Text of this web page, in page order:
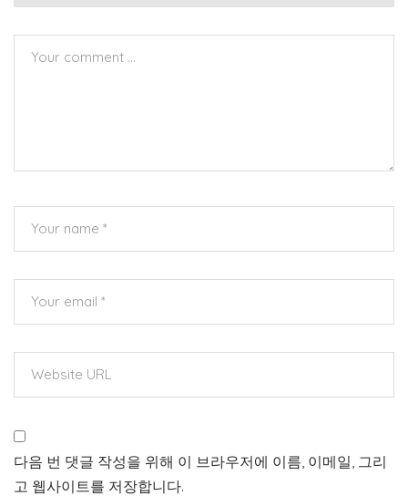
다음 번 댓글 작성을 위해 이 브라우저에 이름, 이메일, 그리
고 웹사이트를 저장합니다.